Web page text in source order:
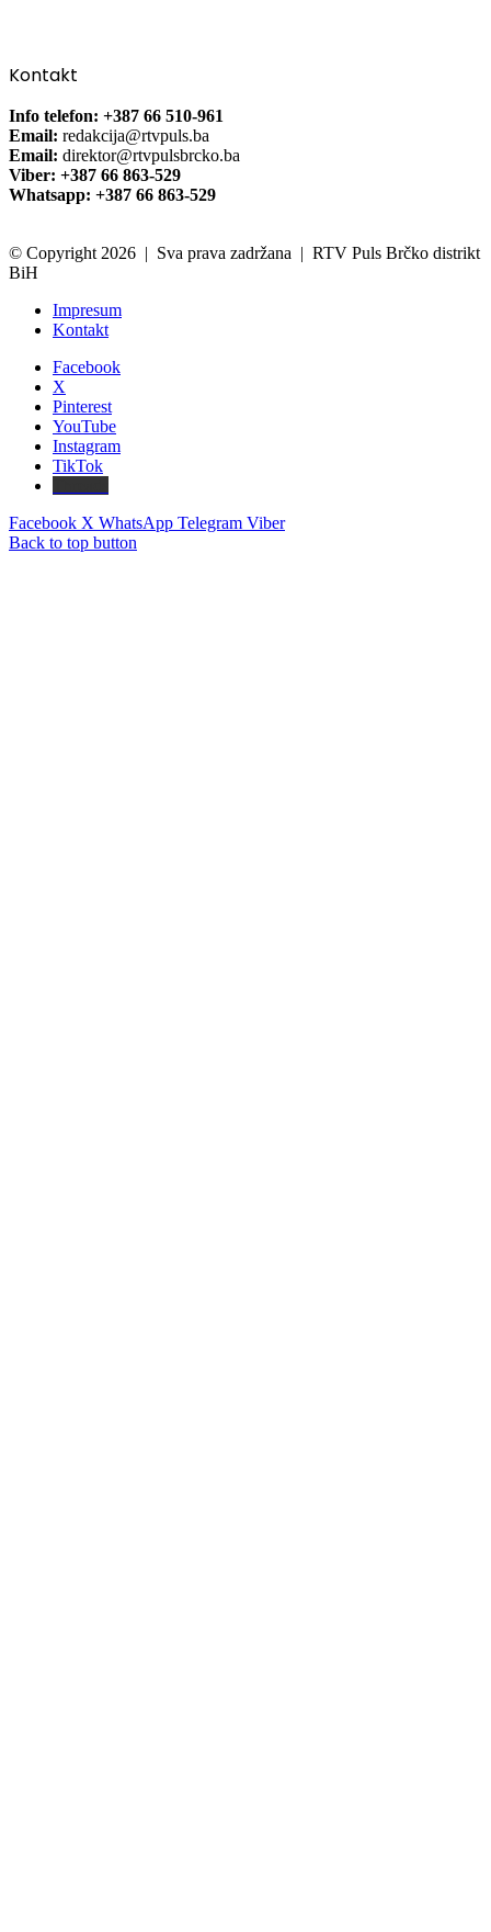
Kontakt
Info telefon: +387 66 510-961
Email: redakcija@rtvpuls.ba
Email: direktor@rtvpulsbrcko.ba
Viber: +387 66 863-529
Whatsapp: +387 66 863-529
© Copyright 2026 | Sva prava zadržana | RTV Puls Brčko distrikt
BiH
Impresum
Kontakt
Facebook
X
Pinterest
YouTube
Instagram
TikTok
Facebook X WhatsApp Telegram Viber
Back to top button